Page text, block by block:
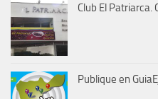
Club El
Publique en